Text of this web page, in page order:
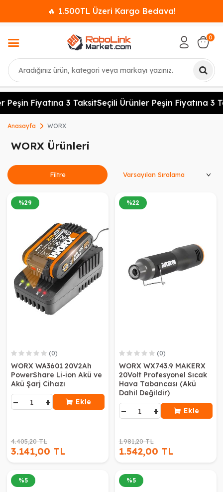
🔥 1.500TL Üzeri Kargo Bedava!
Ara
0
Fiyatına 3 TaksitSeçili Ürünler Peşin Fiyatına 3
Anasayfa WORX
WORX Ürünleri
Filtre
%29
(0)
WORX WA3601 20V2Ah
PowerShare Li-ion Akü ve
Akü Şarj Cihazı
− + Ekle
4.405,20 TL
3.141,00 TL
%22
(0)
WORX WX743.9 MAKERX
20Volt Profesyonel Sıcak
Hava Tabancası (Akü
Dahil Değildir)
− + Ekle
1.981,20 TL
1.542,00 TL
%5 %5